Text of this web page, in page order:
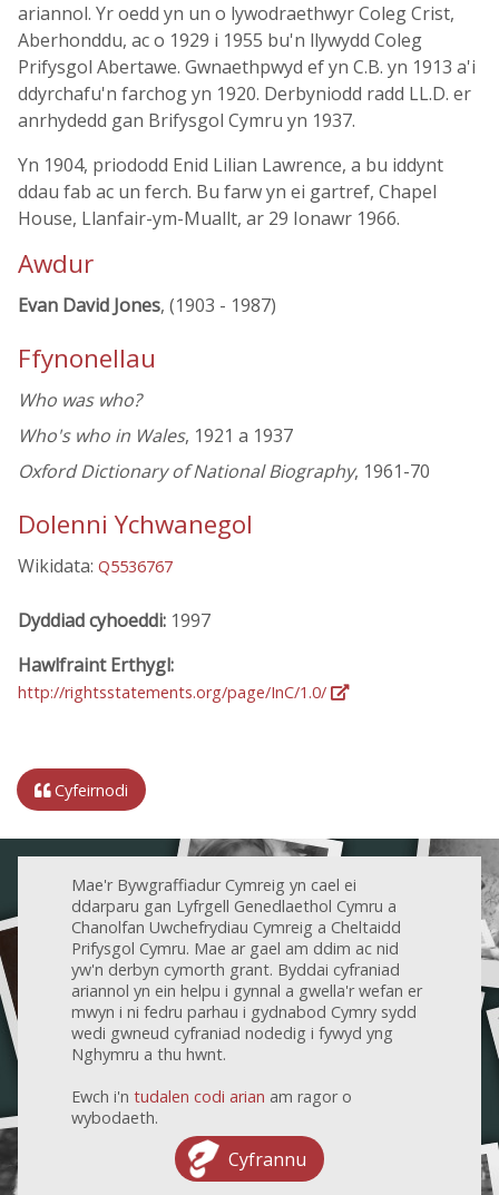
ariannol. Yr oedd yn un o lywodraethwyr Coleg Crist,
Aberhonddu, ac o 1929 i 1955 bu'n llywydd Coleg
Prifysgol Abertawe. Gwnaethpwyd ef yn C.B. yn 1913 a'i
ddyrchafu'n farchog yn 1920. Derbyniodd radd LL.D. er
anrhydedd gan Brifysgol Cymru yn 1937.
Yn 1904, priododd Enid Lilian Lawrence, a bu iddynt
ddau fab ac un ferch. Bu farw yn ei gartref, Chapel
House, Llanfair-ym-Muallt, ar 29 Ionawr 1966.
Awdur
Evan David Jones, (1903 - 1987)
Ffynonellau
Who was who?
Who's who in Wales, 1921 a 1937
Oxford Dictionary of National Biography, 1961-70
Dolenni Ychwanegol
Wikidata: Q5536767
Dyddiad cyhoeddi: 1997
Hawlfraint Erthygl:
http://rightsstatements.org/page/InC/1.0/
Cyfeirnodi
Mae'r Bywgraffiadur Cymreig yn cael ei
ddarparu gan Lyfrgell Genedlaethol Cymru a
Chanolfan Uwchefrydiau Cymreig a Cheltaidd
Prifysgol Cymru. Mae ar gael am ddim ac nid
yw'n derbyn cymorth grant. Byddai cyfraniad
ariannol yn ein helpu i gynnal a gwella'r wefan er
mwyn i ni fedru parhau i gydnabod Cymry sydd
wedi gwneud cyfraniad nodedig i fywyd yng
Nghymru a thu hwnt.
Ewch i'n tudalen codi arian am ragor o
wybodaeth.
Cyfrannu